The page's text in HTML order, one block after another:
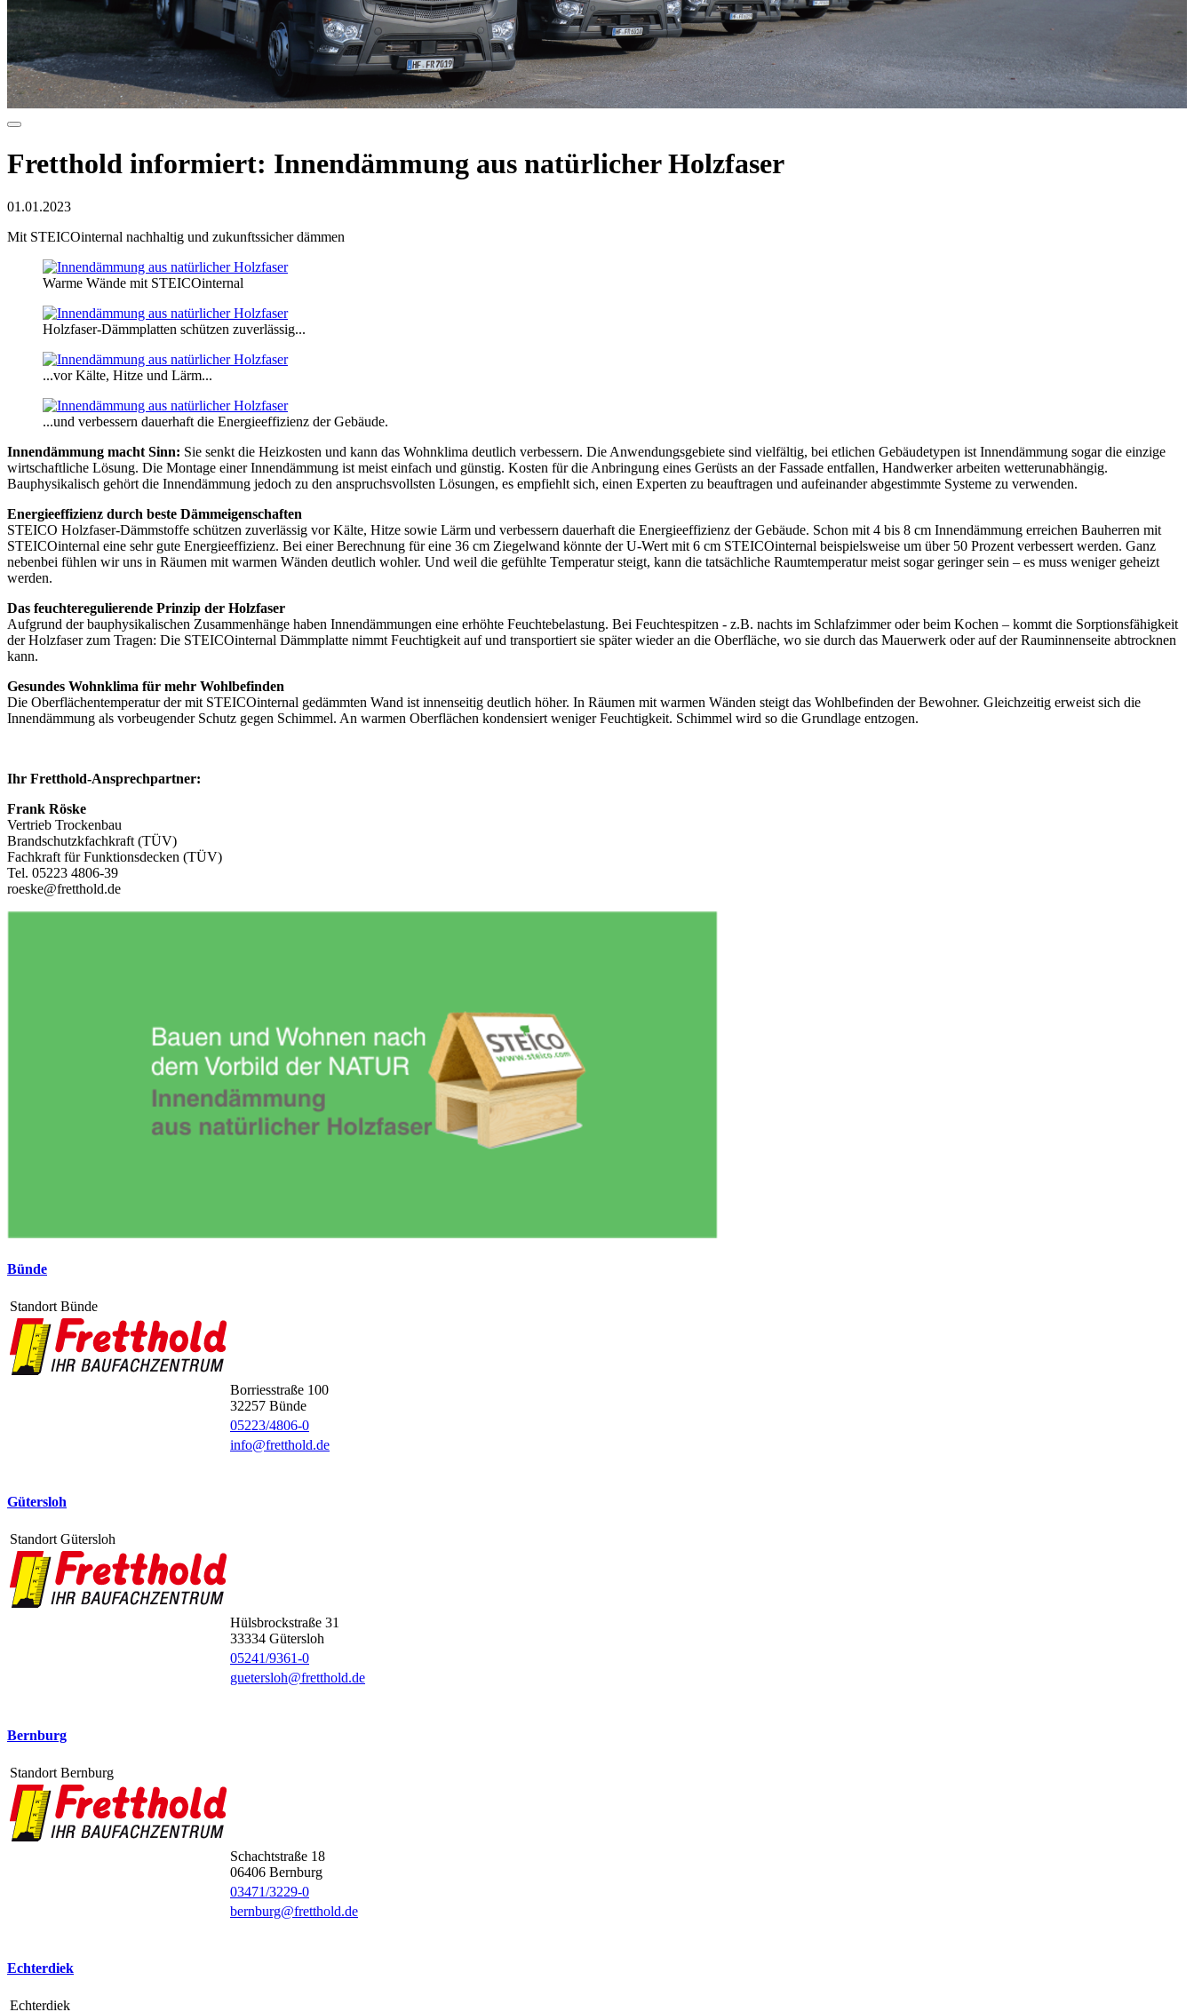
Fretthold informiert: Innendämmung aus natürlicher Holzfaser
01.01.2023
Mit STEICOinternal nachhaltig und zukunftssicher dämmen
Warme Wände mit STEICOinternal
Holzfaser-Dämmplatten schützen zuverlässig...
...vor Kälte, Hitze und Lärm...
...und verbessern dauerhaft die Energieeffizienz der Gebäude.
Innendämmung macht Sinn: Sie senkt die Heizkosten und kann das Wohnklima deutlich verbessern. Die Anwendungsgebiete sind vielfältig, bei etlichen Gebäudetypen ist Innendämmung sogar die einzige
wirtschaftliche Lösung. Die Montage einer Innendämmung ist meist einfach und günstig. Kosten für die Anbringung eines Gerüsts an der Fassade entfallen, Handwerker arbeiten wetterunabhängig.
Bauphysikalisch gehört die Innendämmung jedoch zu den anspruchsvollsten Lösungen, es empfiehlt sich, einen Experten zu beauftragen und aufeinander abgestimmte Systeme zu verwenden.
Energieeffizienz durch beste Dämmeigenschaften
STEICO Holzfaser-Dämmstoffe schützen zuverlässig vor Kälte, Hitze sowie Lärm und verbessern dauerhaft die Energieeffizienz der Gebäude. Schon mit 4 bis 8 cm Innendämmung erreichen Bauherren mit
STEICOinternal eine sehr gute Energieeffizienz. Bei einer Berechnung für eine 36 cm Ziegelwand könnte der U-Wert mit 6 cm STEICOinternal beispielsweise um über 50 Prozent verbessert werden. Ganz
nebenbei fühlen wir uns in Räumen mit warmen Wänden deutlich wohler. Und weil die gefühlte Temperatur steigt, kann die tatsächliche Raumtemperatur meist sogar geringer sein – es muss weniger geheizt
werden.
Das feuchteregulierende Prinzip der Holzfaser
Aufgrund der bauphysikalischen Zusammenhänge haben Innendämmungen eine erhöhte Feuchtebelastung. Bei Feuchtespitzen - z.B. nachts im Schlafzimmer oder beim Kochen – kommt die Sorptionsfähigkeit
der Holzfaser zum Tragen: Die STEICOinternal Dämmplatte nimmt Feuchtigkeit auf und transportiert sie später wieder an die Oberfläche, wo sie durch das Mauerwerk oder auf der Rauminnenseite abtrocknen
kann.
Gesundes Wohnklima für mehr Wohlbefinden
Die Oberflächentemperatur der mit STEICOinternal gedämmten Wand ist innenseitig deutlich höher. In Räumen mit warmen Wänden steigt das Wohlbefinden der Bewohner. Gleichzeitig erweist sich die
Innendämmung als vorbeugender Schutz gegen Schimmel. An warmen Oberflächen kondensiert weniger Feuchtigkeit. Schimmel wird so die Grundlage entzogen.
Ihr Fretthold-Ansprechpartner:
Frank Röske
Vertrieb Trockenbau
Brandschutzkfachkraft (TÜV)
Fachkraft für Funktionsdecken (TÜV)
Tel. 05223 4806-39
roeske@fretthold.de
Bünde
Standort Bünde
Borriesstraße 100
32257 Bünde
05223/4806-0
info@fretthold.de
Gütersloh
Standort Gütersloh
Hülsbrockstraße 31
33334 Gütersloh
05241/9361-0
guetersloh@fretthold.de
Bernburg
Standort Bernburg
Schachtstraße 18
06406 Bernburg
03471/3229-0
bernburg@fretthold.de
Echterdiek
Echterdiek